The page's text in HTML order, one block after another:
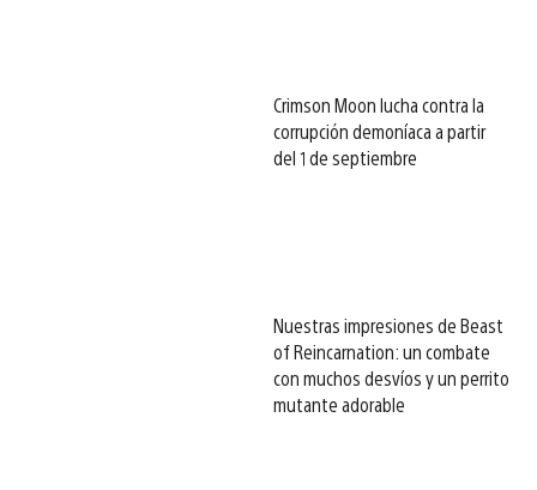
Crimson Moon lucha contra la
corrupción demoníaca a partir
del 1 de septiembre
Nuestras impresiones de Beast
of Reincarnation: un combate
con muchos desvíos y un perrito
mutante adorable